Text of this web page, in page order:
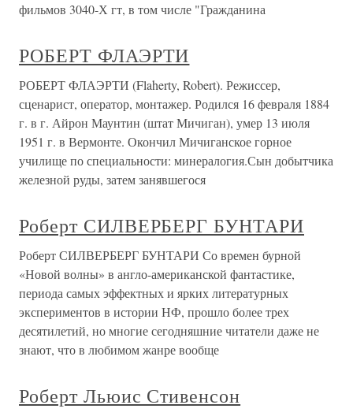
фильмов 3040-Х гт, в том числе "Гражданина
РОБЕРТ ФЛАЭРТИ
РОБЕРТ ФЛАЭРТИ (Flaherty, Robert). Режиссер,
сценарист, оператор, монтажер. Родился 16 февраля 1884
г. в г. Айрон Маунтин (штат Мичиган), умер 13 июля
1951 г. в Вермонте. Окончил Мичиганское горное
училище по специальности: минералогия.Сын добытчика
железной руды, затем занявшегося
Роберт СИЛВЕРБЕРГ БУНТАРИ
Роберт СИЛВЕРБЕРГ БУНТАРИ Со времен бурной
«Новой волны» в англо-американской фантастике,
периода самых эффектных и ярких литературных
экспериментов в истории НФ, прошло более трех
десятилетий, но многие сегодняшние читатели даже не
знают, что в любимом жанре вообще
Роберт Льюис Стивенсон